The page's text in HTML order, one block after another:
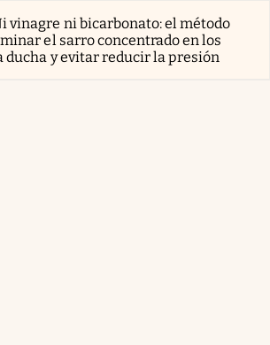
vinagre ni bicarbonato: el método
el sarro concentrado en los
ducha y evitar reducir la presión